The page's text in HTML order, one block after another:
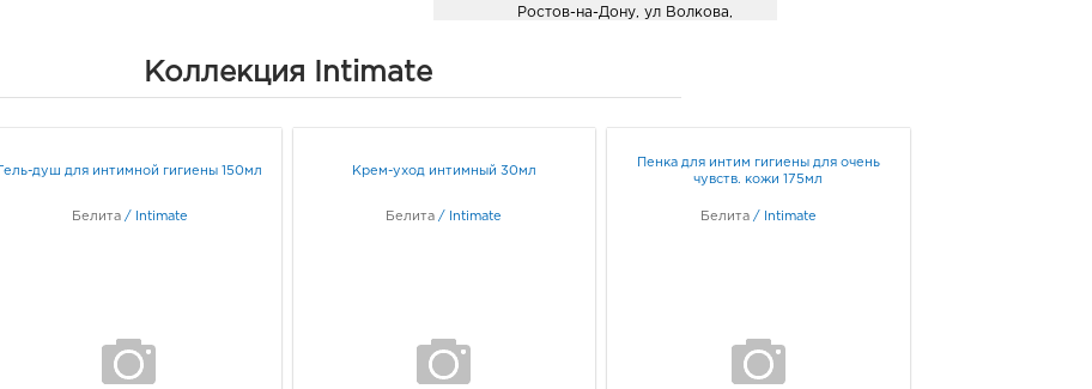
Ростов-на-Дону, ул Волкова,
Пушкинская: руб.
344022, Ростовская область,
Ростов-на-Дону Петренко:
Коллекция Intimate
Гель-душ для интимной гигиены 150мл
Белита / Intimate
Крем-уход интимный 30мл
Белита / Intimate
Пенка для интим гигиены для очень
чувств. кожи 175мл
Белита / Intimate